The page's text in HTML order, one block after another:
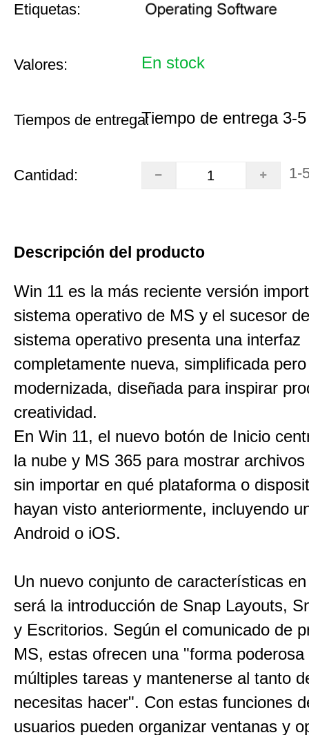
Etiquetas:
Valores: En stock
Tiempos de entrega:Tiempo de entrega 3-
Cantidad: 1-
Descripción del producto
Win 11 es la más reciente versión
sistema operativo de MS y el sucesor
sistema operativo presenta una interfaz
completamente nueva, simplificada pero
modernizada, diseñada para inspirar
creatividad.
En Win 11, el nuevo botón de Inicio
la nube y MS 365 para mostrar
sin importar en qué plataforma o
hayan visto anteriormente, incluyendo
Android o iOS.
Un nuevo conjunto de características
será la introducción de Snap Layouts,
y Escritorios. Según el comunicado de
MS, estas ofrecen una "forma poderosa
múltiples tareas y mantenerse al tanto
necesitas hacer". Con estas funciones
usuarios pueden organizar ventanas y